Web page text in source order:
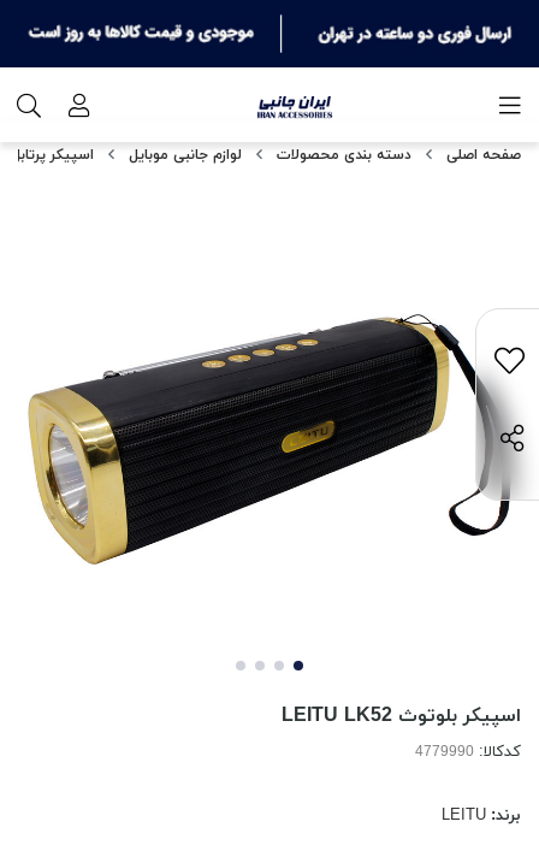
صفحه اصلی دسته بندی محصولات لوازم جانبی موبایل اسپیکر پرتابل
اسپیکر بلوتوث LEITU LK52
کدکالا:
برند: LEITU